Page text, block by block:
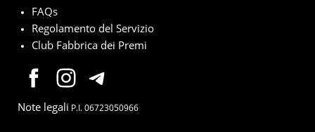
FAQs
Regolamento del Servizio
Club Fabbrica dei Premi
Note legali P.I. 06723050966